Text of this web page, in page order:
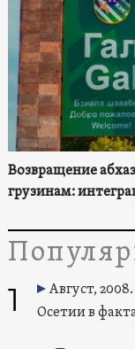
Возвращение
грузинам:
1
Август,
Осетии в